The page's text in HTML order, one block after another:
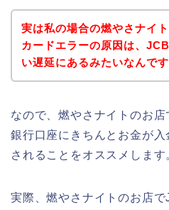
実は私の場合の燃やさナイ
カードエラーの原因は、
い遅延にあるみたいなんで
なので、燃やさナイトのお
銀行口座にきちんとお金が
されることをオススメします
実際、燃やさナイトのお店